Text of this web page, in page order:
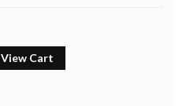
View Cart